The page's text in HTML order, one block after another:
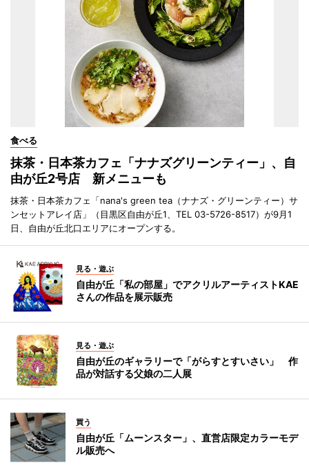
食べる
抹茶・日本茶カフェ「ナナズグリーンティー」、自
由が丘2号店 新メニューも
抹茶・日本茶カフェ「nana's green tea（ナナズ・グリーンティー）サ
ンセットアレイ店」（目黒区自由が丘1、TEL 03-5726-8517）が9月1
日、自由が丘北口エリアにオープンする。
見る・遊ぶ
自由が丘「私の部屋」でアクリルアーティストKAE
さんの作品を展示販売
見る・遊ぶ
自由が丘のギャラリーで「がらすとすいさい」 作
品が対話する父娘の二人展
買う
自由が丘「ムーンスター」、直営店限定カラーモデ
ル販売へ